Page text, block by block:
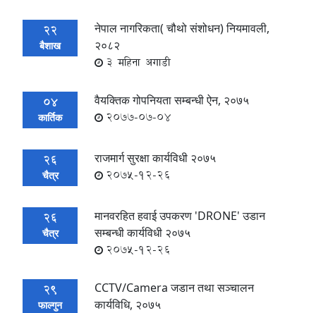
22
बैशाख
नेपाल नागरिकता( चौथो संशोधन) नियमावली,
२०८२
3 महिना अगाडी
04
कार्तिक
वैयक्तिक गोपनियता सम्बन्धी ऐन, २०७५
2077-07-04
26
चैत्र
राजमार्ग सुरक्षा कार्यविधी २०७५
2075-12-26
26
चैत्र
मानवरहित हवाई उपकरण 'DRONE' उडान
सम्बन्धी कार्यविधी २०७५
2075-12-26
29
फाल्गुन
CCTV/Camera जडान तथा सञ्चालन
कार्यविधि, २०७५